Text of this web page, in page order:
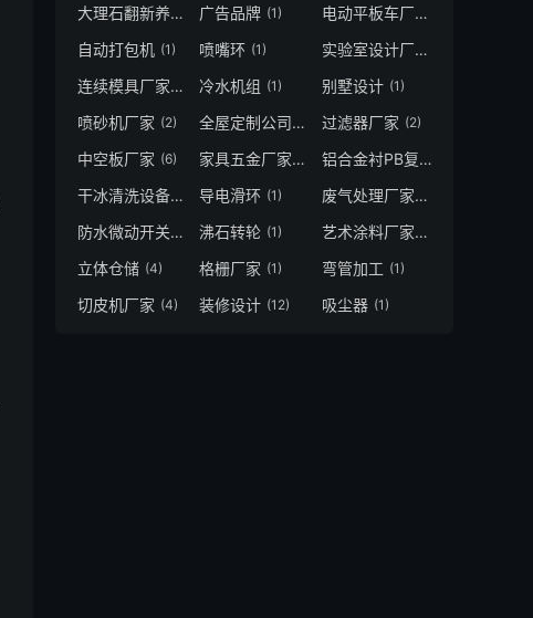
大理石翻新养护 (2)
广告品牌 (1) 电动平板车厂商
自动打包机 (1) 喷嘴环 (1) 实验室设计厂家
连续模具厂家
(1) 冷水机组 (1) 别墅设计 (1)
喷砂机厂家 (2) 全屋定制公司
(1) 过滤器厂家 (2)
中空板厂家 (6) 家具五金厂家(3) 铝合金衬PB复合管
干冰清洗设备
(1) 导电滑环 (1) 废气处理厂家(3)
防水微动开关厂家 (2)
沸石转轮 (1) 艺术涂料厂家
(7)
立体仓储 (4) 格栅厂家 (1) 弯管加工 (1)
切皮机厂家 (4) 装修设计 (12) 吸尘器 (1)